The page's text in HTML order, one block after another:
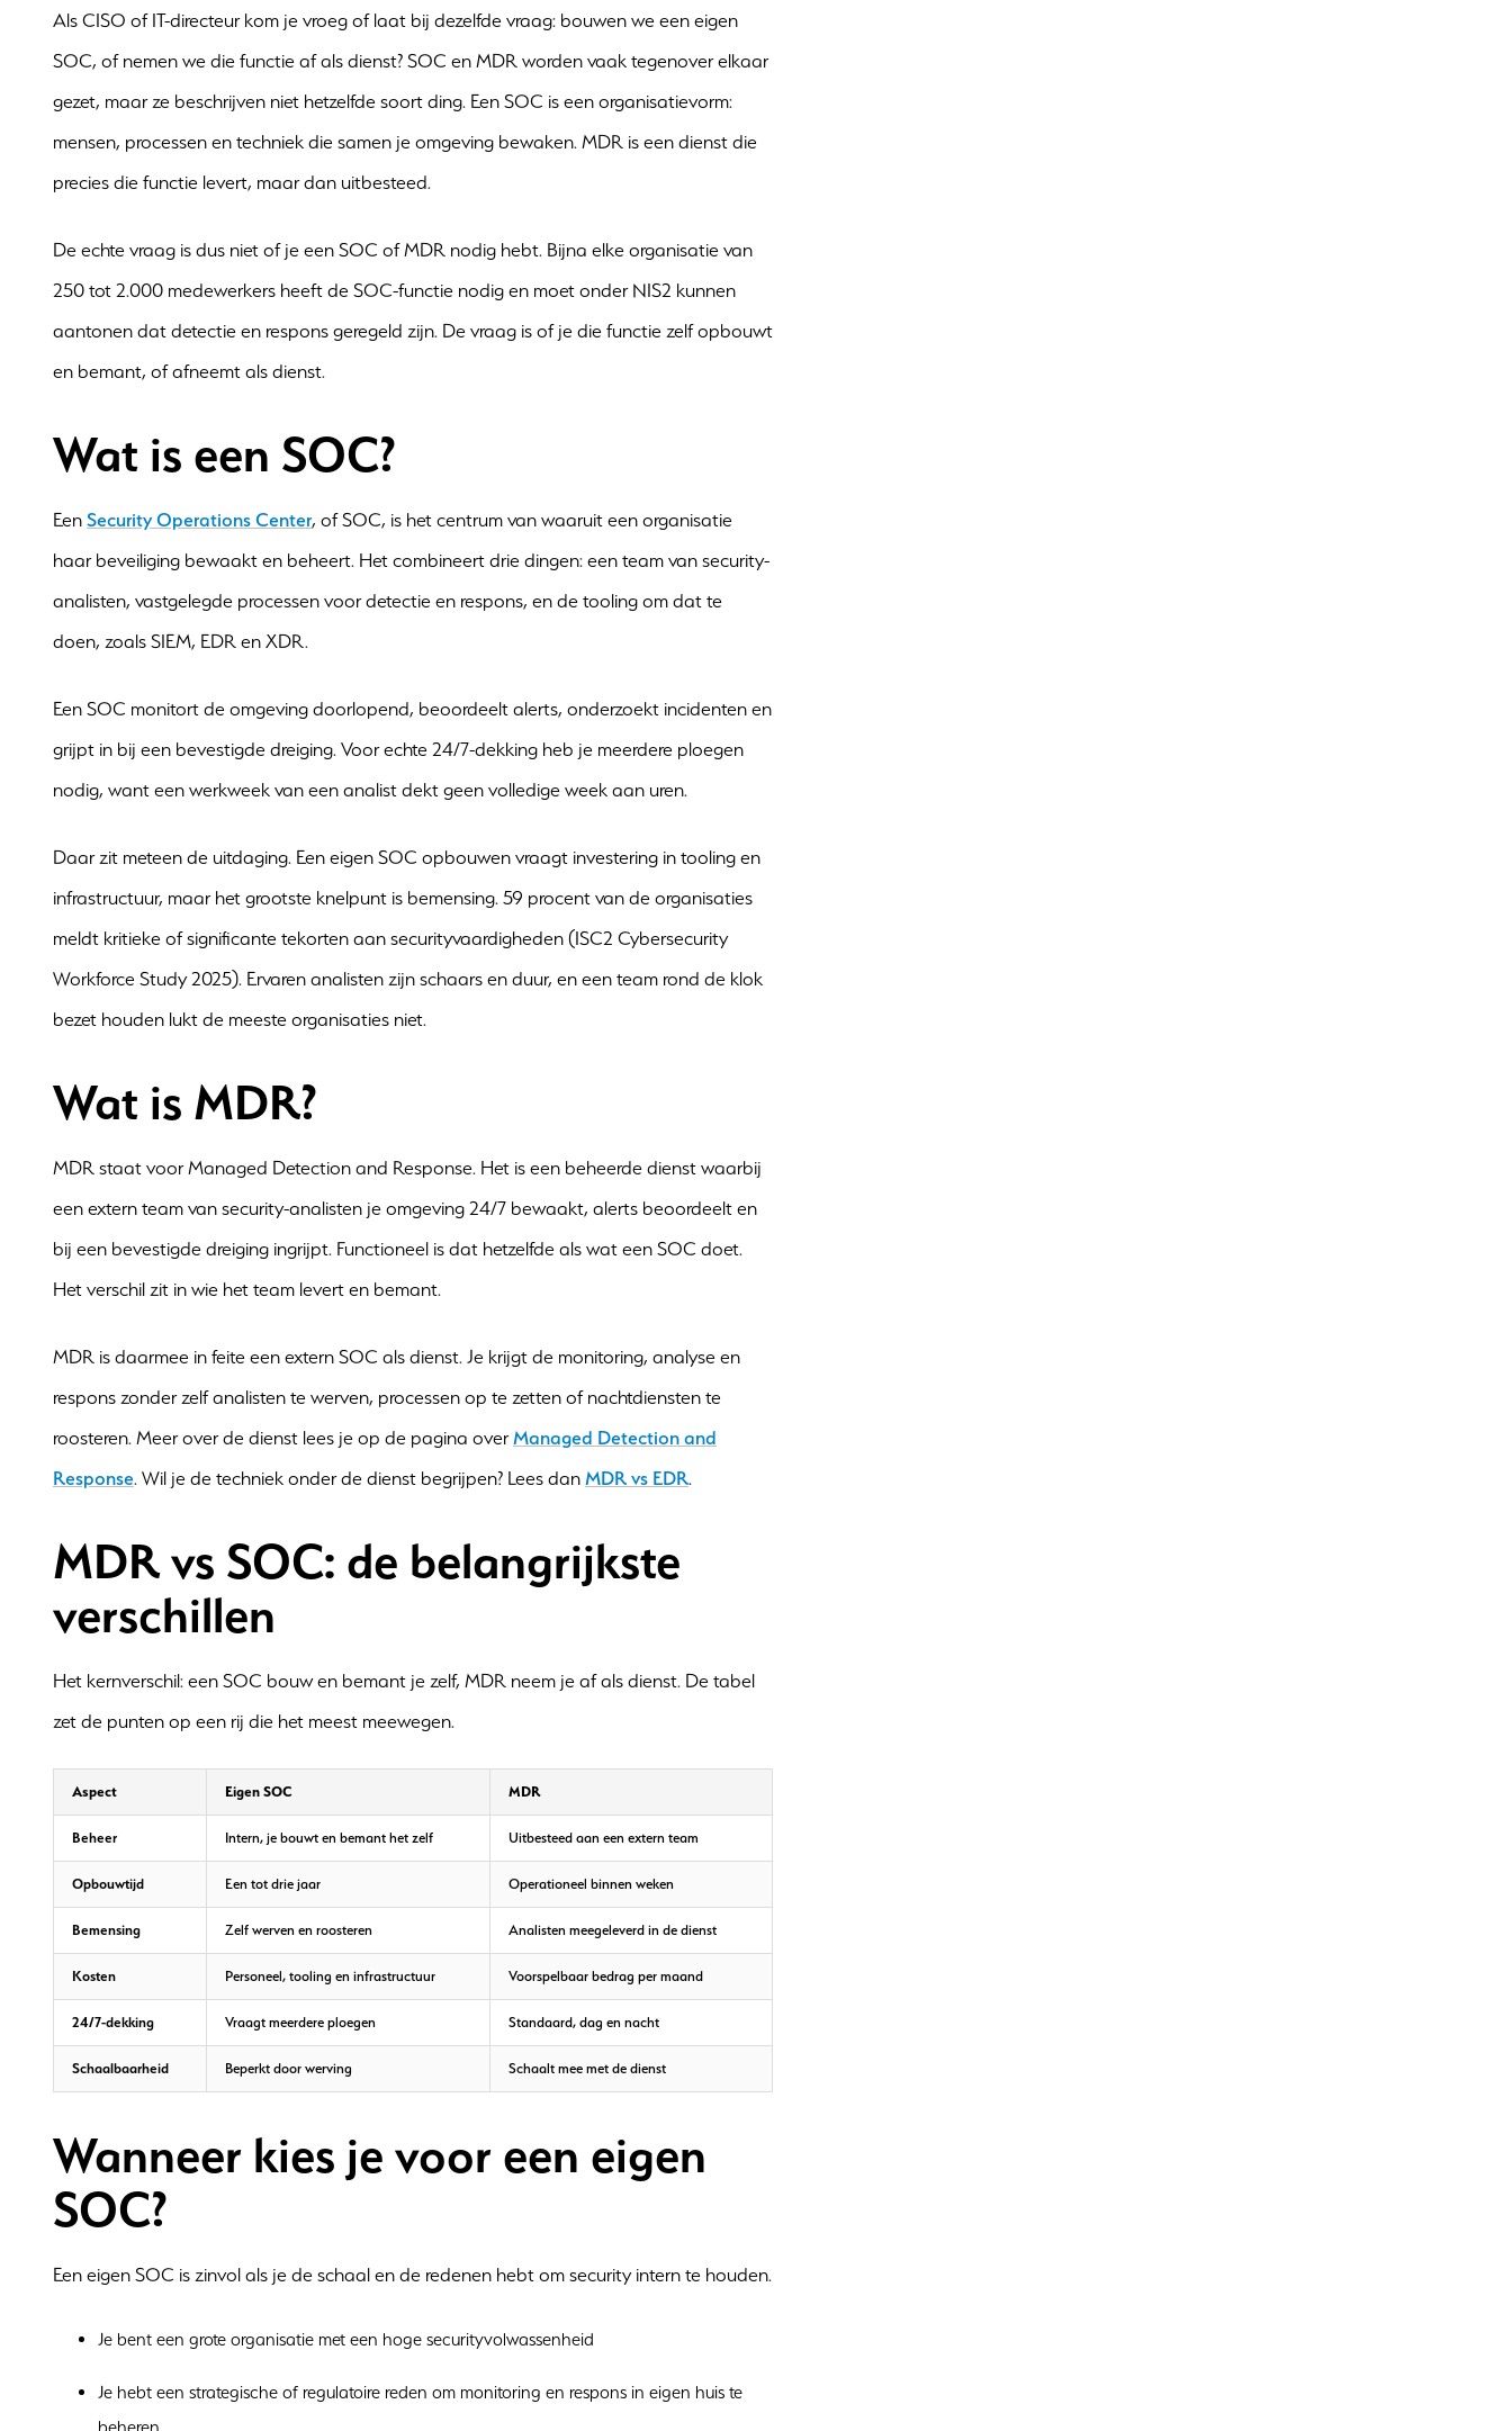
Als CISO of IT-directeur kom je vroeg of laat bij dezelfde vraag: bouwen we een eigen
SOC, of nemen we die functie af als dienst? SOC en MDR worden vaak tegenover elkaar
gezet, maar ze beschrijven niet hetzelfde soort ding. Een SOC is een organisatievorm:
mensen, processen en techniek die samen je omgeving bewaken. MDR is een dienst die
precies die functie levert, maar dan uitbesteed.
De echte vraag is dus niet of je een SOC of MDR nodig hebt. Bijna elke organisatie van
250 tot 2.000 medewerkers heeft de SOC-functie nodig en moet onder NIS2 kunnen
aantonen dat detectie en respons geregeld zijn. De vraag is of je die functie zelf opbouwt
en bemant, of afneemt als dienst.
Wat is een SOC?
Een Security Operations Center, of SOC, is het centrum van waaruit een organisatie
haar beveiliging bewaakt en beheert. Het combineert drie dingen: een team van security-
analisten, vastgelegde processen voor detectie en respons, en de tooling om dat te
doen, zoals SIEM, EDR en XDR.
Een SOC monitort de omgeving doorlopend, beoordeelt alerts, onderzoekt incidenten en
grijpt in bij een bevestigde dreiging. Voor echte 24/7-dekking heb je meerdere ploegen
nodig, want een werkweek van een analist dekt geen volledige week aan uren.
Daar zit meteen de uitdaging. Een eigen SOC opbouwen vraagt investering in tooling en
infrastructuur, maar het grootste knelpunt is bemensing. 59 procent van de organisaties
meldt kritieke of significante tekorten aan securityvaardigheden (ISC2 Cybersecurity
Workforce Study 2025). Ervaren analisten zijn schaars en duur, en een team rond de klok
bezet houden lukt de meeste organisaties niet.
Wat is MDR?
MDR staat voor Managed Detection and Response. Het is een beheerde dienst waarbij
een extern team van security-analisten je omgeving 24/7 bewaakt, alerts beoordeelt en
bij een bevestigde dreiging ingrijpt. Functioneel is dat hetzelfde als wat een SOC doet.
Het verschil zit in wie het team levert en bemant.
MDR is daarmee in feite een extern SOC als dienst. Je krijgt de monitoring, analyse en
respons zonder zelf analisten te werven, processen op te zetten of nachtdiensten te
roosteren. Meer over de dienst lees je op de pagina overManaged Detection and
Response. Wil je de techniek onder de dienst begrijpen? Lees dan MDR vs EDR.
MDR vs SOC: de belangrijkste
verschillen
Het kernverschil: een SOC bouw en bemant je zelf, MDR neem je af als dienst. De tabel
zet de punten op een rij die het meest meewegen.
Aspect Eigen SOC MDR
Beheer Intern, je bouwt en bemant het zelf Uitbesteed aan een extern team
Opbouwtijd Een tot drie jaar Operationeel binnen weken
Bemensing Zelf werven en roosteren Analisten meegeleverd in de dienst
Kosten Personeel, tooling en infrastructuur Voorspelbaar bedrag per maand
24/7-dekking Vraagt meerdere ploegen Standaard, dag en nacht
Schaalbaarheid Beperkt door werving Schaalt mee met de dienst
Wanneer kies je voor een eigen
SOC?
Een eigen SOC is zinvol als je de schaal en de redenen hebt om security intern te houden.
Je bent een grote organisatie met een hoge securityvolwassenheid
Je hebt een strategische of regulatoire reden om monitoring en respons in eigen huis te